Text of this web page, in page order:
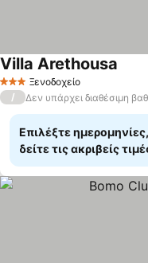
3 ΑστέριαΞενοδοχείο
Villa Arethousa
/ Δεν υπάρχει διαθέσιμη
Επιλέξτε
δείτε τις ακριβείς